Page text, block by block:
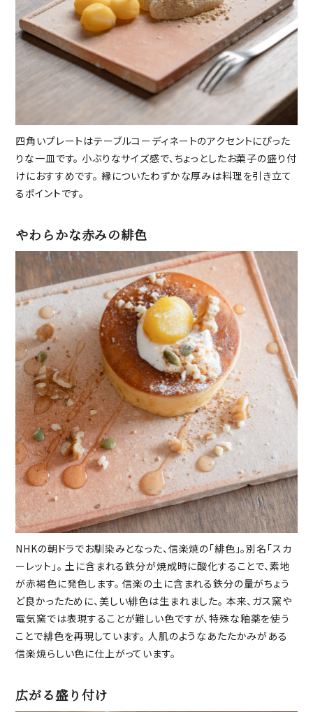
四角いプレートはテーブルコーディネートのアクセントにぴった
りな一皿です。 小ぶりなサイズ感で、ちょっとしたお菓子の盛り付
けにおすすめです。 縁についたわずかな厚みは料理を引き立て
るポイントです。
やわらかな赤みの緋色
NHKの朝ドラでお馴染みとなった、信楽焼の「緋色」。別名「スカ
ーレット」。 土に含まれる鉄分が焼成時に酸化することで、素地
が赤褐色に発色します。 信楽の土に含まれる鉄分の量がちょう
ど良かったために、美しい緋色は生まれました。 本来、ガス窯や
電気窯では表現することが難しい色ですが、特殊な釉薬を使う
ことで緋色を再現しています。 人肌のようなあたたかみがある
信楽焼らしい色に仕上がっています。
広がる盛り付け